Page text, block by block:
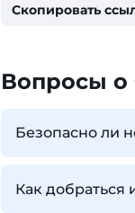
Скопировать
Вопросы
Безопасно ли
Как добраться